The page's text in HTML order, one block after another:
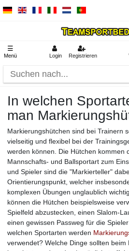
☰
Menü Login Registrieren
In welchen
man
Markierungshütchen sind bei Trainern
vielseitig und flexibel bei der
werden können. Die Hütchen kommen
Mannschafts- und Ballsportart zum
und Spieler sind die "Markierteller"
Orientierungspunkt, welcher
komplexen Übungen unglaublich
können die Hütchen beispielsweise
Spielfeld abzustecken, einen Slalom-
einen gewissen Passweg für die
welchen Sportarten werden
verwendet? Welche Dinge sollten beim